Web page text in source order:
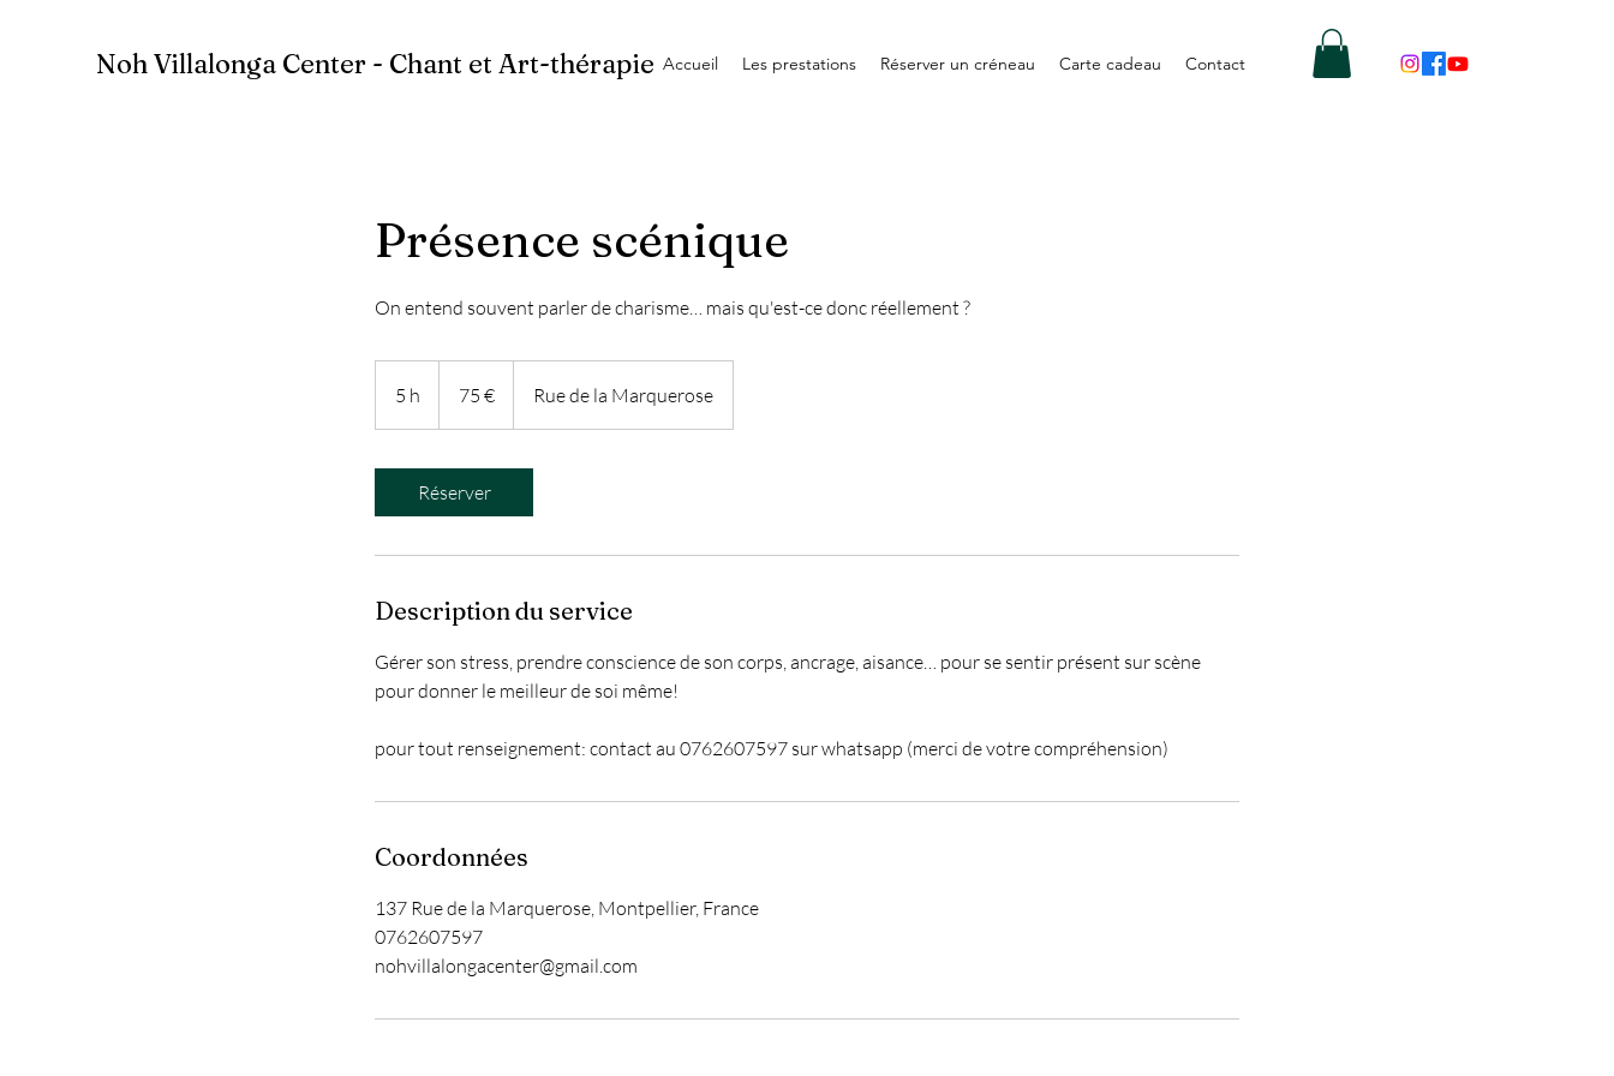
Noh Villalonga Center - Chant et Art-thérapie Accueil Les prestations Réserver un créneau Carte cadeau Contact
Présence scénique
On entend souvent parler de charisme… mais qu'est-ce donc réellement ?
5 h
h
75 € Rue de la Marquerose
Réserver
Description du service
Gérer son stress, prendre conscience de son corps, ancrage, aisance… pour se sentir présent sur scène
pour donner le meilleur de soi même!
pour tout renseignement: contact au 0762607597 sur whatsapp (merci de votre compréhension)
Coordonnées
137 Rue de la Marquerose, Montpellier, France
0762607597
nohvillalongacenter@gmail.com